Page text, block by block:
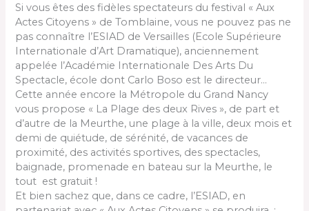
Si vous êtes des fidèles spectateurs du festival « Aux
Actes Citoyens » de Tomblaine, vous ne pouvez pas ne
pas connaître l’ESIAD de Versailles (Ecole Supérieure
Internationale d’Art Dramatique), anciennement
appelée l’Académie Internationale Des Arts Du
Spectacle, école dont Carlo Boso est le directeur…
Cette année encore la Métropole du Grand Nancy
vous propose « La Plage des deux Rives », de part et
d’autre de la Meurthe, une plage à la ville, deux mois et
demi de quiétude, de sérénité, de vacances de
proximité, des activités sportives, des spectacles,
baignade, promenade en bateau sur la Meurthe, le
tout est gratuit !
Et bien sachez que, dans ce cadre, l’ESIAD, en